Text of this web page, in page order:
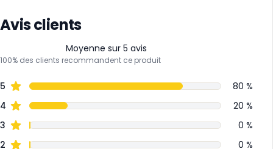
Avis clients
Moyenne sur 5 avis
100% des clients recommandent ce produit
5
80 %
4
20 %
3
0 %
2
0 %